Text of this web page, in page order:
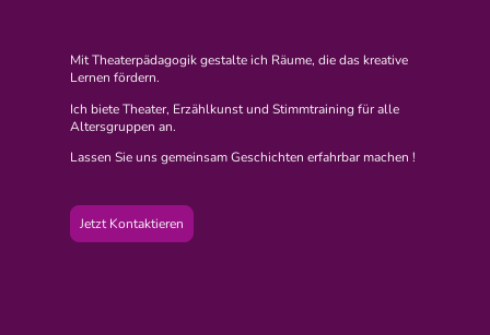
Mit Theaterpädagogik gestalte ich Räume, die das kreative
Lernen fördern.
Ich biete Theater, Erzählkunst und Stimmtraining für alle
Altersgruppen an.
Lassen Sie uns gemeinsam Geschichten erfahrbar machen !
Jetzt Kontaktieren